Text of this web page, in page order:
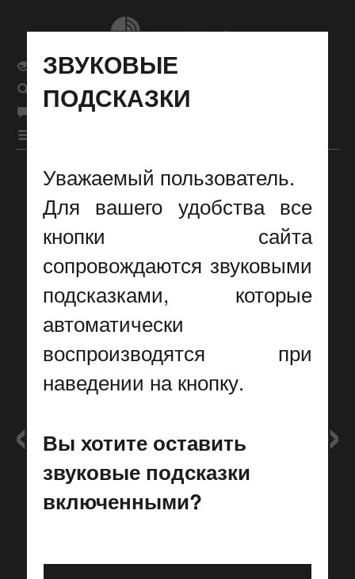
ЗВУКОВЫЕ
ПОДСКАЗКИ
Уважаемый пользователь.
Для вашего удобства все
кнопки сайта
сопровождаются звуковыми
подсказками, которые
автоматически
воспроизводятся при
наведении на кнопку.
Вы хотите оставить
звуковые подсказки
включенными?
Обычная версия сайта
Поиск
Язык сайта
рус| бел| eng
Настройки отображения
ОАО
«Гипросвязь»
Более 55 лет на рынке связи и